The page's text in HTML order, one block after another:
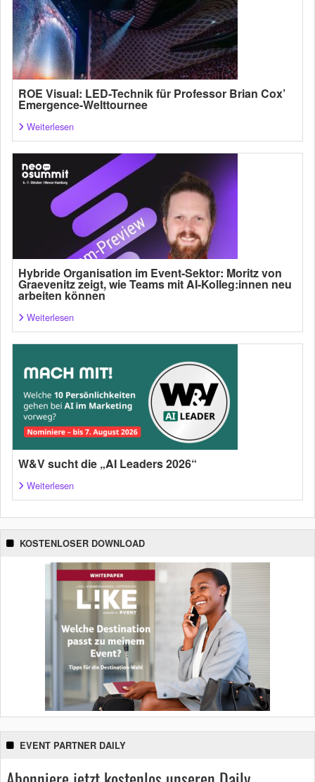
ROE Visual: LED-Technik für Professor Brian Cox’
Emergence-Welttournee
Weiterlesen
Hybride Organisation im Event-Sektor: Moritz von
Graevenitz zeigt, wie Teams mit AI-Kolleg:innen neu
arbeiten können
Weiterlesen
W&V sucht die „AI Leaders 2026“
Weiterlesen
KOSTENLOSER DOWNLOAD
EVENT PARTNER DAILY